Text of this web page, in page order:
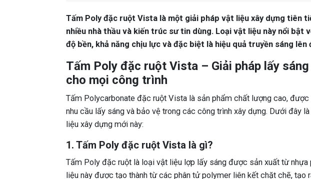
Tấm Poly đặc ruột Vista là một giải pháp vật liệu xây dựng tiên
nhiều nhà thầu và kiến trúc sư tin dùng. Loại vật liệu này nổi bật
độ bền, khả năng chịu lực và đặc biệt là hiệu quả truyền sáng lên
Tấm Poly đặc ruột Vista – Giải pháp lấy
cho mọi công trình
Tấm Polycarbonate đặc ruột Vista là sản phẩm chất lượng cao,
nhu cầu lấy sáng và bảo vệ trong các công trình xây dựng. Dưới đây
liệu xây dựng mới này:
1. Tấm Poly đặc ruột Vista là gì?
Tấm Poly đặc ruột là loại vật liệu lợp lấy sáng được sản xuất từ nhựa
liệu này được tạo thành từ các phân tử polymer liên kết chặt chẽ, tạo